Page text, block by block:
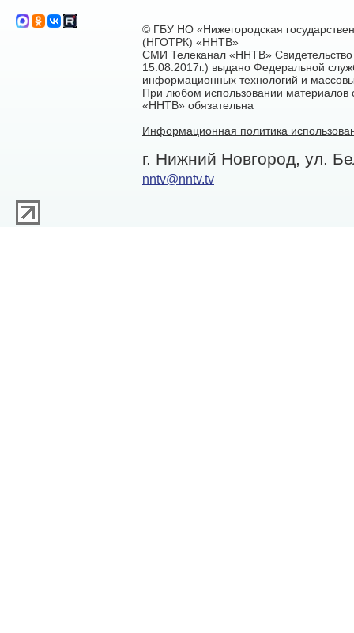
© ГБУ НО «Нижегородская
(НГОТРК) «ННТВ»
СМИ Телеканал «ННТВ»
15.08.2017г.) выдано Федеральной
информационных технологий и
При любом использовании материалов
«ННТВ» обязательна
Информационная политика
г. Нижний Новгород, ул.
nntv@nntv.tv